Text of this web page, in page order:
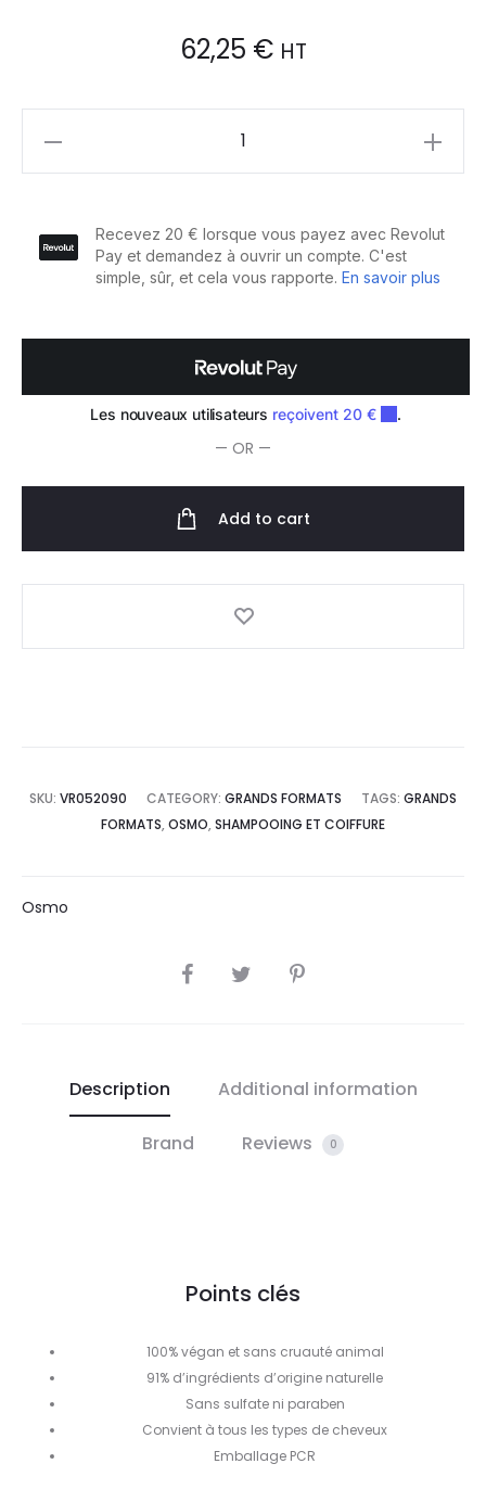
62,25 € HT
— OR —
Add to cart
SKU: VR052090 CATEGORY: GRANDS FORMATS TAGS: GRANDS
FORMATS, OSMO, SHAMPOOING ET COIFFURE
Osmo
SHARE
Description Additional information
Brand Reviews 0
Points clés
100% végan et sans cruauté animal
91% d’ingrédients d’origine naturelle
Sans sulfate ni paraben
Convient à tous les types de cheveux
Emballage PCR